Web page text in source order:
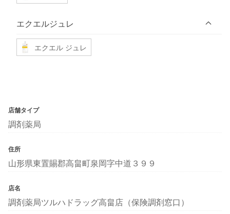
エクエルジュレ
エクエル ジュレ
店舗タイプ
調剤薬局
住所
山形県東置賜郡高畠町泉岡字中道３９９
店名
調剤薬局ツルハドラッグ高畠店（保険調剤窓口）